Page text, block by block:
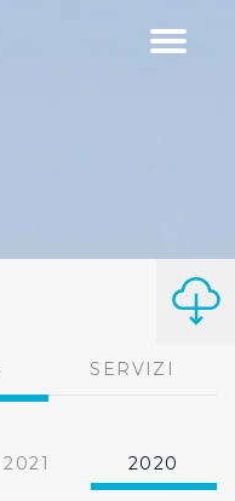
Toggle
SERVIZI
2021 2020